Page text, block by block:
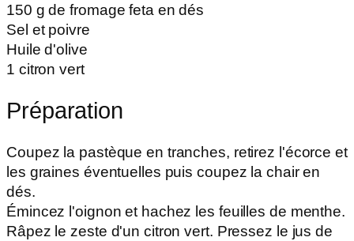
150 g de fromage feta en dés
Sel et poivre
Huile d'olive
1 citron vert
Préparation
Coupez la pastèque en tranches, retirez l'écorce et
les graines éventuelles puis coupez la chair en
dés.
Émincez l'oignon et hachez les feuilles de menthe.
Râpez le zeste d'un citron vert. Pressez le jus de